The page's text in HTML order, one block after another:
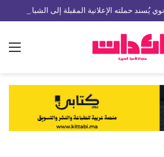
مع « The Next Ad » ، إنوي يُسند حملته الإعلانية المقبلة إلى الشباب المغربي